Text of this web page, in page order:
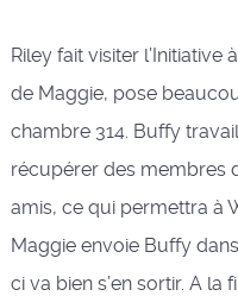
Riley fait visiter
de Maggie, pose
chambre 314. Buffy
récupérer des membres
amis, ce qui permettra à
Maggie envoie Buffy
ci va bien s’en sortir. A la